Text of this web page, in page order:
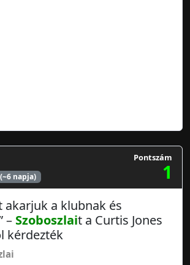
napja)
Pontszám
1
akarjuk a klubnak és
– Szoboszlait a Curtis Jones
kérdezték